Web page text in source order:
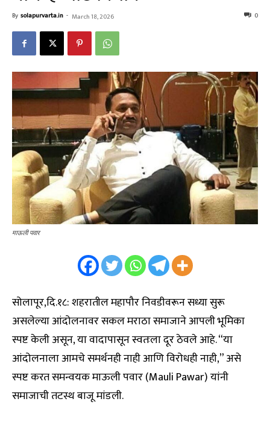
By solapurvarta.in - March 18, 2026 0
माऊली पवार
सोलापूर,दि.१८: शहरातील महापौर निवडीवरून सध्या सुरू
असलेल्या आंदोलनावर सकल मराठा समाजाने आपली भूमिका
स्पष्ट केली असून, या वादापासून स्वतःला दूर ठेवले आहे. “या
आंदोलनाला आमचे समर्थनही नाही आणि विरोधही नाही,” असे
स्पष्ट करत समन्वयक माऊली पवार (Mauli Pawar) यांनी
समाजाची तटस्थ बाजू मांडली.